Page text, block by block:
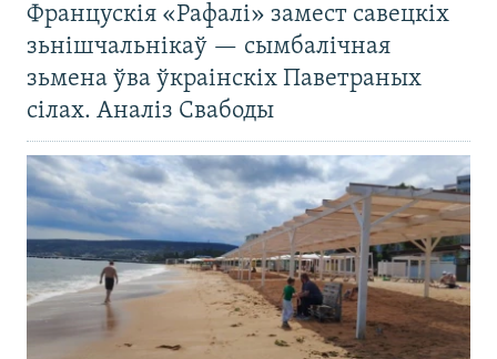
Францускія «Рафалі» замест савецкіх
зьнішчальнікаў — сымбалічная
зьмена ўва ўкраінскіх Паветраных
сілах. Аналіз Свабоды